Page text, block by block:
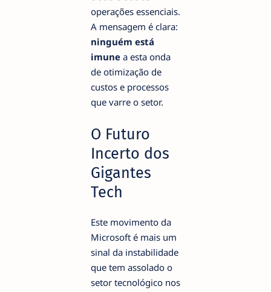
operações essenciais.
A mensagem é clara:
ninguém está
imune a esta onda
de otimização de
custos e processos
que varre o setor.
O Futuro
Incerto dos
Gigantes
Tech
Este movimento da
Microsoft é mais um
sinal da instabilidade
que tem assolado o
setor tecnológico nos